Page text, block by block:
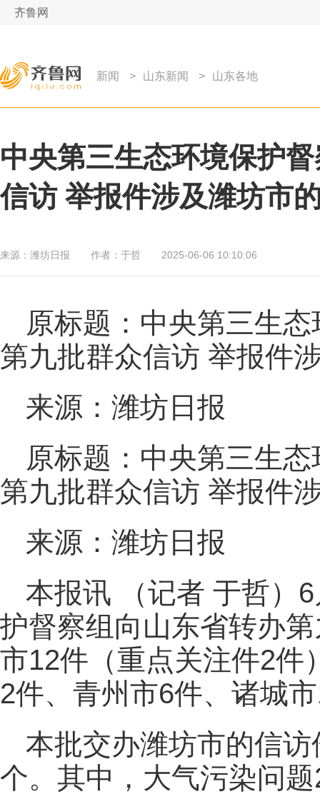
齐鲁网
新闻 > 山东新闻 > 山东各地
中央第三生态环境保护
信访 举报件涉及潍坊市
来源： 潍坊日报 作者： 于哲 2025-06-06 10:10:06
原标题：中央第三生
第九批群众信访 举报件
来源：潍坊日报
原标题：中央第三生
第九批群众信访 举报件
来源：潍坊日报
本报讯 （记者 于哲）
护督察组向山东省转办
市12件（重点关注件2件
2件、青州市6件、诸城
本批交办潍坊市的信
个。其中，大气污染问